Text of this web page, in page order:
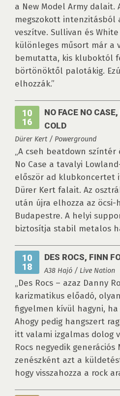
a New Model Army dalait.
megszokott intenzitásból
veszítve. Sullivan és
különleges műsort már a
bemutatta, kis kluboktól
börtönöktől palotákig.
elhozzák.”
10
16
NO FACE NO
COLD
Dürer Kert / Powerground
„A cseh beatdown színtér
No Case a tavalyi
először ad klubkoncertet
Dürer Kert falait. Az
után újra elhozza az
Budapestre. A helyi
biztosítja stabil metalos
10
18
DES ROCS, FINN
A38 Hajó / Live Nation
„Des Rocs – azaz Danny
karizmatikus előadó,
figyelmen kívül hagyni,
Ahogy pedig hangszert
itt valami izgalmas dolog
Rocs negyedik generációs
zenészként azt a
hogy visszahozza a rock